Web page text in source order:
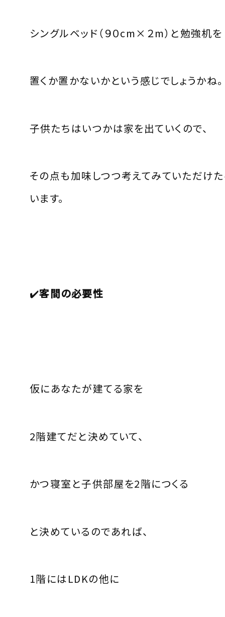
シングルベッド（９０cm×２m）と勉強机を
置くか置かないかという感じでしょうかね。
子供たちはいつかは家を出ていくので、
その点も加味しつつ考えてみていただけ
います。
✔️客間の必要性
仮にあなたが建てる家を
2階建てだと決めていて、
かつ寝室と子供部屋を2階につくる
と決めているのであれば、
1階にはLDKの他に